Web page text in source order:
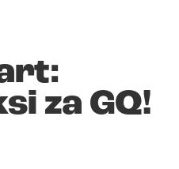
za GQ!